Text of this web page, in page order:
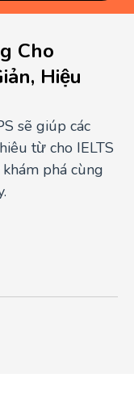
Cho
Hiệu
sẽ giúp các
từ cho IELTS
phá cùng